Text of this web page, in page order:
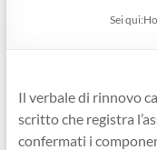
Sei qui:
Il verbale di rinnovo
scritto che registra
confermati i